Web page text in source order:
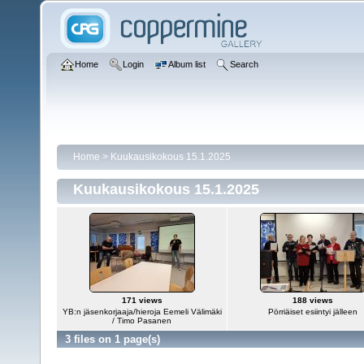
Home Login Album list Search
Home > Kuukausikokous 15.1.2025
Kuukausikokous 15.1.2025
171 views
YB:n jäsenkorjaaja/hieroja Eemeli Välimäki
/ Timo Pasanen
188 views
Pörriäiset esiintyi jälleen
3 files on 1 page(s)